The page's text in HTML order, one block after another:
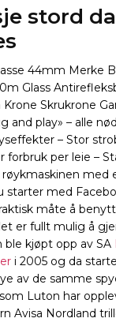
stord
44mm Merke
Glass
Skrukrone
and play» – alle
– Stor
forbruk per leie –
med
starter med
måte å
er fullt mulig å
kjøpt opp av SA
i 2005 og da
av de samme
Luton har
Avisa Nordland